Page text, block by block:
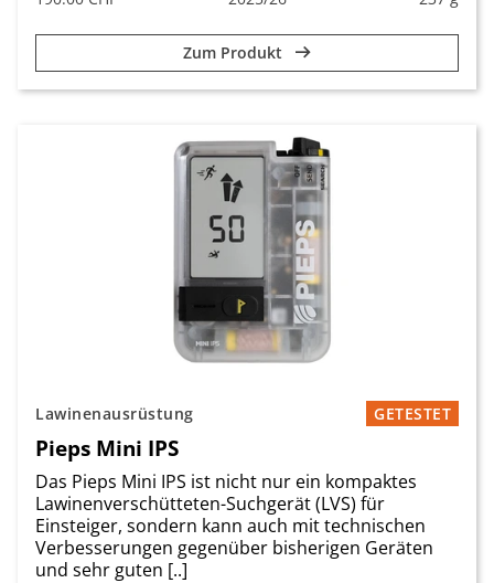
Zum Produkt
Lawinenausrüstung GETESTET
Pieps Mini IPS
Das Pieps Mini IPS ist nicht nur ein kompaktes
Lawinenverschütteten-Suchgerät (LVS) für
Einsteiger, sondern kann auch mit technischen
Verbesserungen gegenüber bisherigen Geräten
und sehr guten [..]